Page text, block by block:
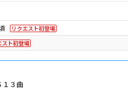
リクエスト初登場
スト初登場
３曲